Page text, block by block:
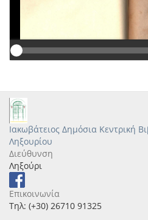
Ιακωβάτειος Δημόσια Κεντρική
Ληξουρίου
Διεύθυνση
Ληξούρι
Επικοινωνία
Τηλ: (+30) 26710 91325